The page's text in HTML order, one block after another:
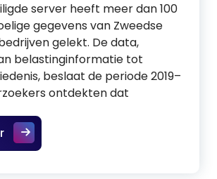
server heeft meer dan 100
gegevens van Zweedse
gelekt. De data,
belastinginformatie tot
beslaat de periode 2019–
ontdekten dat